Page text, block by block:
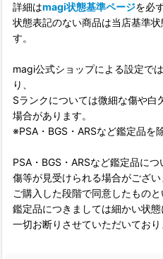
詳細はmagi状態基準ページを必
状態表記のない商品は当店基準
す。
magi公式ショップによる設定で
り、
Sランクについては微細な傷や白
場合があります。
※PSA・BGS・ARSなど鑑定品を
PSA・BGS・ARSなど鑑定品に
傷等が見受けられる場合がござい
ご購入した段階で同意したものと
鑑定品につきましては細かい状
一切お断りさせていただいており